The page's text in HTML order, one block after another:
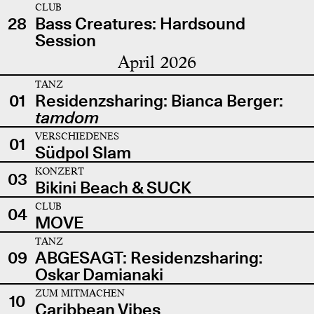
28
CLUB
Bass Creatures: Hardsound
Session
April 2026
01
TANZ
Residenzsharing: Bianca Berger:
tamdom
01
VERSCHIEDENES
Südpol Slam
03
KONZERT
Bikini Beach & SUCK
04
CLUB
MOVE
09
TANZ
ABGESAGT: Residenzsharing:
Oskar Damianaki
10
ZUM MITMACHEN
Caribbean Vibes